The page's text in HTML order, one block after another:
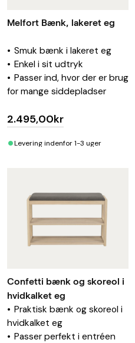
Melfort Bænk, lakeret eg
Smuk bænk i lakeret eg
Enkel i sit udtryk
Passer ind, hvor der er brug
for mange siddepladser
2.495,00kr
•Levering indenfor 1-3 uger
Confetti bænk og skoreol i
hvidkalket eg
Praktisk bænk og skoreol i
hvidkalket eg
Passer perfekt i entréen